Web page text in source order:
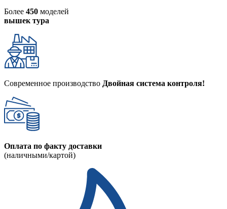
Более 450 моделей
вышек тура
Современное производство Двойная система контроля!
Оплата по факту доставки
(наличными/картой)